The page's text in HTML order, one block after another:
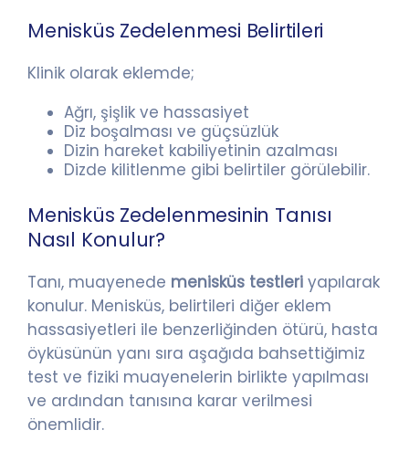
Menisküs Zedelenmesi Belirtileri
Klinik olarak eklemde;
Ağrı, şişlik ve hassasiyet
Diz boşalması ve güçsüzlük
Dizin hareket kabiliyetinin azalması
Dizde kilitlenme gibi belirtiler görülebilir.
Menisküs Zedelenmesinin Tanısı
Nasıl Konulur?
Tanı, muayenede menisküs testleri yapılarak
konulur. Menisküs, belirtileri diğer eklem
hassasiyetleri ile benzerliğinden ötürü, hasta
öyküsünün yanı sıra aşağıda bahsettiğimiz
test ve fiziki muayenelerin birlikte yapılması
ve ardından tanısına karar verilmesi
önemlidir.